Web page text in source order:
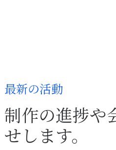
最新の活動
制作の進捗や
せします。